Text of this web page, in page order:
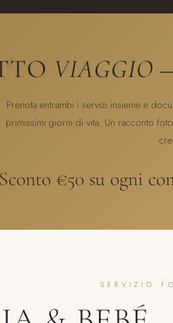
VIAGGIO
Prenota entrambi i servizi insieme e
primissimi giorni di vita. Un racconto
Sconto €50 su ogni
SERVIZIO